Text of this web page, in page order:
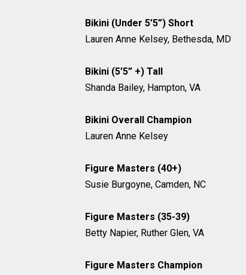
Bikini (Under 5’5”) Short
Lauren Anne Kelsey, Bethesda, MD
Bikini (5’5” +) Tall
Shanda Bailey, Hampton, VA
Bikini Overall Champion
Lauren Anne Kelsey
Figure Masters (40+)
Susie Burgoyne, Camden, NC
Figure Masters (35-39)
Betty Napier, Ruther Glen, VA
Figure Masters Champion